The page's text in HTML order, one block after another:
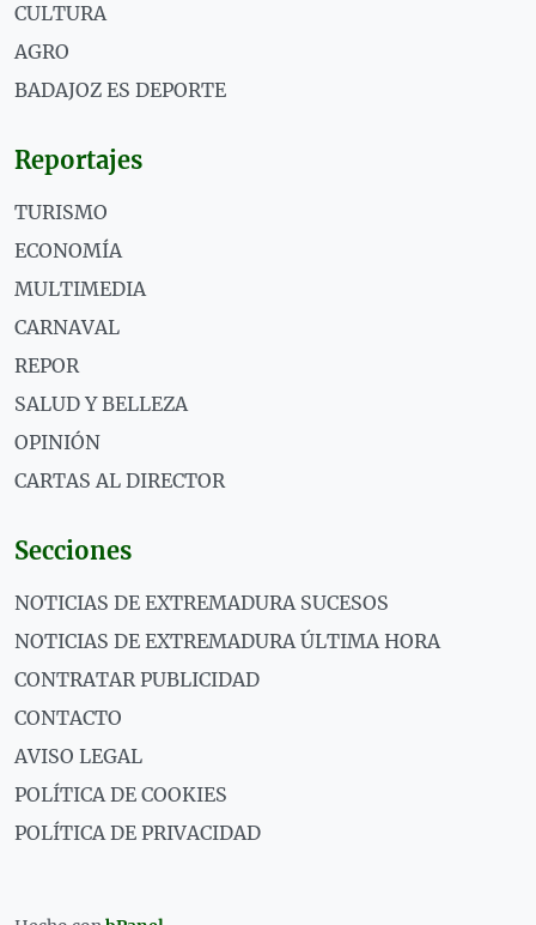
CULTURA
AGRO
BADAJOZ ES DEPORTE
Reportajes
TURISMO
ECONOMÍA
MULTIMEDIA
CARNAVAL
REPOR
SALUD Y BELLEZA
OPINIÓN
CARTAS AL DIRECTOR
Secciones
NOTICIAS DE EXTREMADURA SUCESOS
NOTICIAS DE EXTREMADURA ÚLTIMA HORA
CONTRATAR PUBLICIDAD
CONTACTO
AVISO LEGAL
POLÍTICA DE COOKIES
POLÍTICA DE PRIVACIDAD